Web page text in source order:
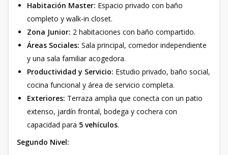
Habitación Master: Espacio privado con baño
completo y walk-in closet.
Zona Junior: 2 habitaciones con baño compartido.
Áreas Sociales: Sala principal, comedor independiente
y una sala familiar acogedora.
Productividad y Servicio: Estudio privado, baño social,
cocina funcional y área de servicio completa.
Exteriores: Terraza amplia que conecta con un patio
extenso, jardín frontal, bodega y cochera con
capacidad para 5 vehículos.
Segundo Nivel: